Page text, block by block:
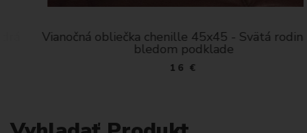
Vianočná obliečka chenille 45x45 - Svätá rodina na
bledom podklade